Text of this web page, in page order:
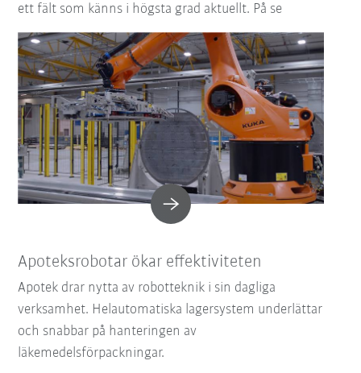
ett fält som känns i högsta grad aktuellt. På se
Apoteksrobotar ökar effektiviteten
Apotek drar nytta av robotteknik i sin dagliga
verksamhet. Helautomatiska lagersystem underlättar
och snabbar på hanteringen av
läkemedelsförpackningar.